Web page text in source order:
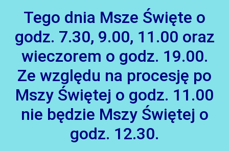
Tego dnia Msze Święte o
godz. 7.30, 9.00, 11.00 oraz
wieczorem o godz. 19.00.
Ze względu na procesję po
Mszy Świętej o godz. 11.00
nie będzie Mszy Świętej o
godz. 12.30.